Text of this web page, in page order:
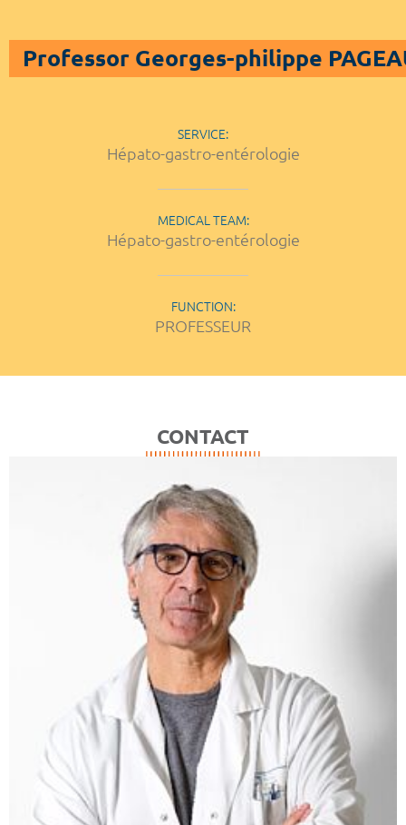
Professor Georges-philippe
SERVICE:
Hépato-gastro-entérologie
MEDICAL TEAM:
Hépato-gastro-entérologie
FUNCTION:
PROFESSEUR
CONTACT